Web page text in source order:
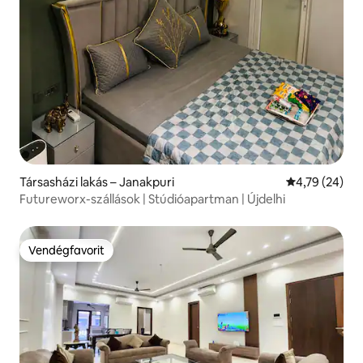
Társasházi lakás – Janakpuri Átlagos
4,79 (24)
Futureworx-szállások | Stúdióapartman | Újdelhi
Vendégfavorit
Vendégfavorit